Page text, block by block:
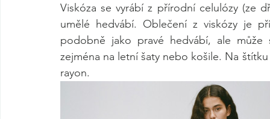
Viskóza se vyrábí z přírodní celulózy (ze
umělé hedvábí. Oblečení z viskózy je
podobně jako pravé hedvábí, ale
zejména na letní šaty nebo košile. Na
rayon.